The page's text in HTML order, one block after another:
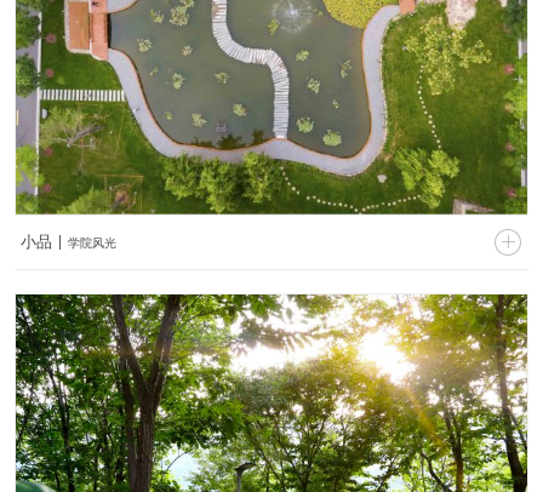

小品 | 学院风光 
